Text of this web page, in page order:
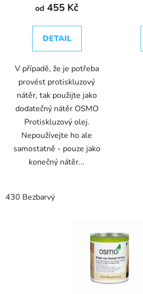
od 455 Kč
DETAIL
V případě, že je potřeba
provést protiskluzový
nátěr, tak použijte jako
dodatečný nátěr OSMO
Protiskluzový olej.
Nepoužívejte ho ale
samostatně - pouze jako
konečný nátěr...
430 Bezbarvý